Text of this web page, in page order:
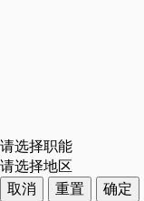
请选择职能
请选择地区
取消
重置
确定